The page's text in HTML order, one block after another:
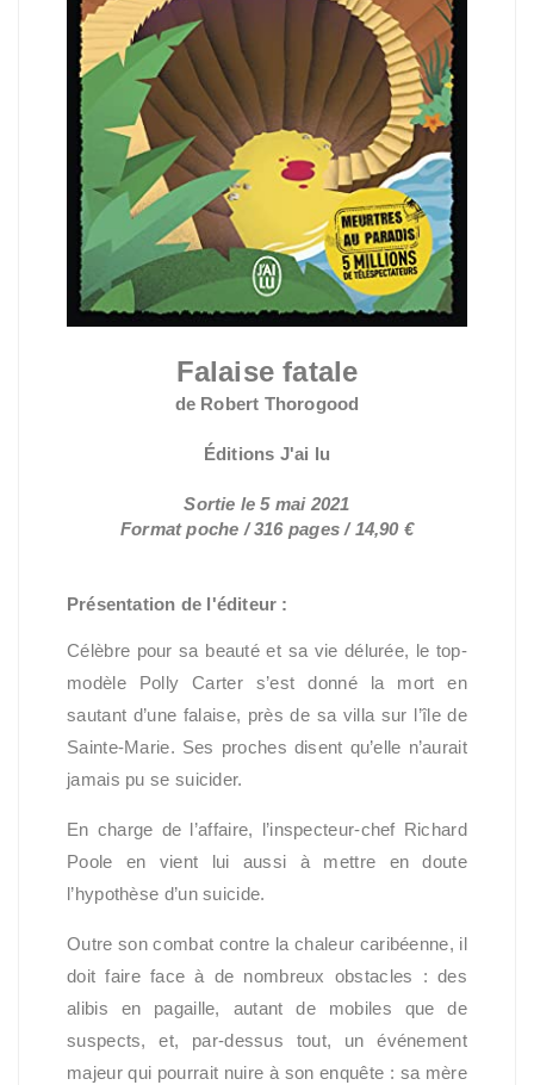
Falaise fatale
de Robert Thorogood
Éditions J'ai lu
Sortie le 5 mai 2021
Format poche / 316 pages / 14,90 €
Présentation de l'éditeur :
Célèbre pour sa beauté et sa vie délurée, le top-
modèle Polly Carter s’est donné la mort en
sautant d’une falaise, près de sa villa sur l’île de
Sainte-Marie. Ses proches disent qu’elle n’aurait
jamais pu se suicider.
En charge de l’affaire, l’inspecteur-chef Richard
Poole en vient lui aussi à mettre en doute
l’hypothèse d’un suicide.
Outre son combat contre la chaleur caribéenne, il
doit faire face à de nombreux obstacles : des
alibis en pagaille, autant de mobiles que de
suspects, et, par-dessus tout, un événement
majeur qui pourrait nuire à son enquête : sa mère